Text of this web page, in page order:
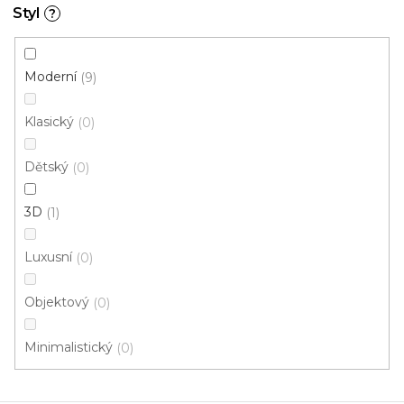
Styl ?
Moderní 9
Klasický 0
Dětský 0
3D 1
Luxusní 0
Objektový 0
Minimalistický 0